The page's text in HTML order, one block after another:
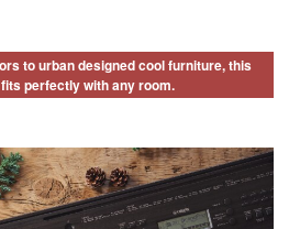
to urban designed cool furniture, this
perfectly with any room.